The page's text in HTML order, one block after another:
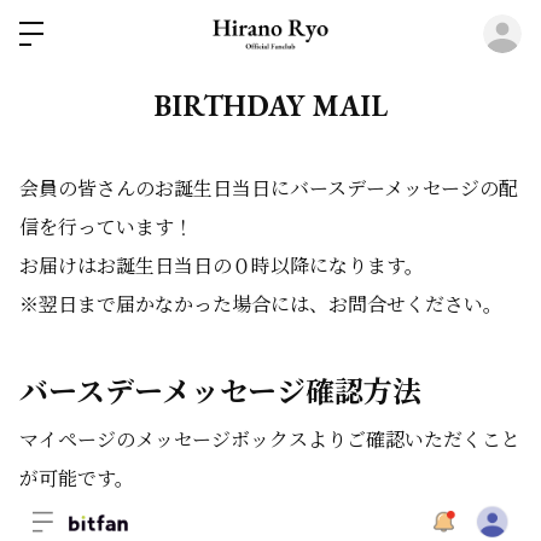
BIRTHDAY MAIL
会員の皆さんのお誕生日当日にバースデーメッセージの配
信を行っています！
お届けはお誕生日当日の０時以降になります。
※翌日まで届かなかった場合には、お問合せください。
バースデーメッセージ確認方法
マイページのメッセージボックスよりご確認いただくこと
が可能です。